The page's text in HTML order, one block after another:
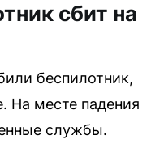
сбит на
беспилотник,
На месте падения
службы.